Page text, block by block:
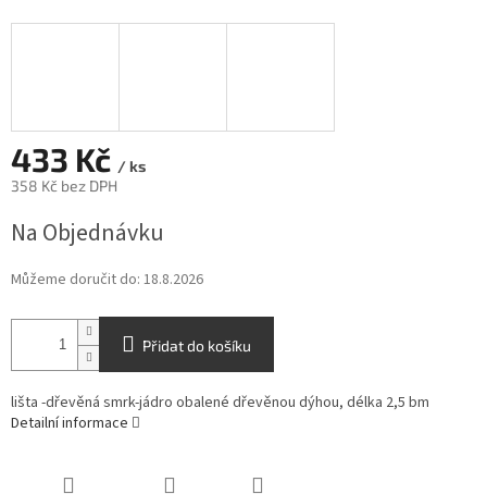
433 Kč / ks
358 Kč bez DPH
cena:
Na Objednávku
Můžeme doručit do: 18.8.2026
Přidat do košíku
lišta -dřevěná smrk-jádro obalené dřevěnou dýhou, délka 2,5 bm
Detailní informace